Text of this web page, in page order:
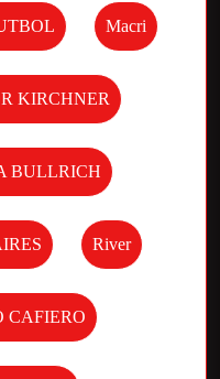
Macri
KIRCHNER
BULLRICH
River
CAFIERO